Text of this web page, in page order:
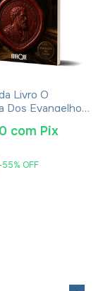
Livro O
Dos Evangelhos
Eusébio De
55% OFF
com Pix